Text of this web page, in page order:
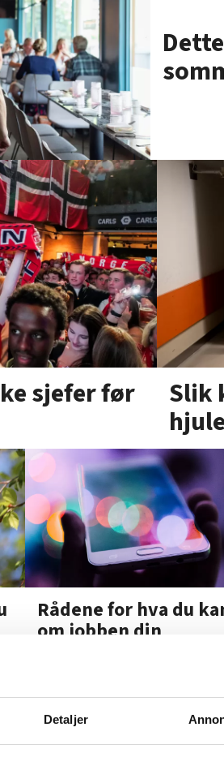
Detaljer
sjefer før Slik
Rådene for hva du
om jobben din